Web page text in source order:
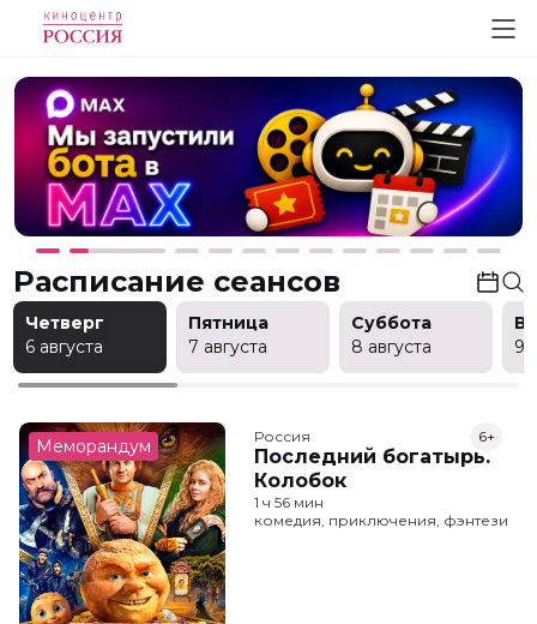
Расписание сеансов
Четверг
6 августа
Пятница
7 августа
Суббота
8 августа
9
Меморандум Россия
Последний богатырь.
Колобок
6+
1 ч 56 мин
комедия, приключения, фэнтези